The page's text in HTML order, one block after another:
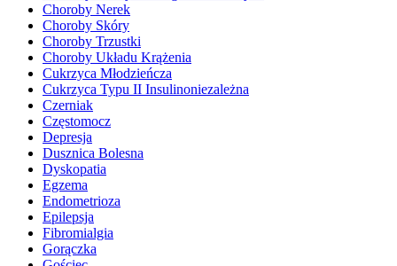
Choroby Nerek
Choroby Skóry
Choroby Trzustki
Choroby Układu Krążenia
Cukrzyca Młodzieńcza
Cukrzyca Typu II Insulinoniezależna
Czerniak
Częstomocz
Depresja
Dusznica Bolesna
Dyskopatia
Egzema
Endometrioza
Epilepsja
Fibromialgia
Gorączka